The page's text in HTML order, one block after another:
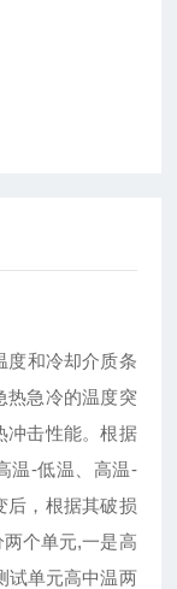
度和冷却介质条
热急冷的温度突
冲击性能。根据
温-低温、高温-
后，根据其破损
个单元,一是高
试单元高中温两